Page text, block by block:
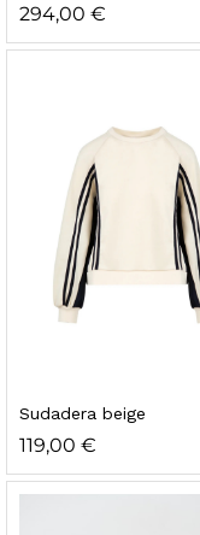
294,00 €
Sudadera beige
119,00 €